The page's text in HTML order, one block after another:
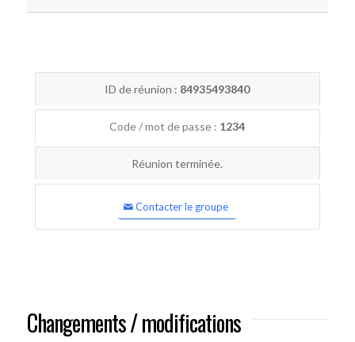
ID de réunion : 84935493840
Code / mot de passe : 1234
Réunion terminée.
Contacter le groupe
Changements / modifications